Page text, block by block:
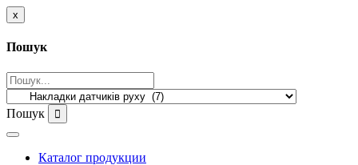
x
Пошук
Пошук
Каталог продукции